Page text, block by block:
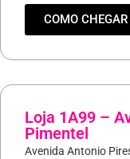
COMO CHEGAR
Loja 1A99 –
Pimentel
Avenida Antonio